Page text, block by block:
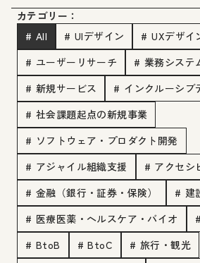
カテゴリー：
# All
# UIデザイン
# UXデザイ
# ユーザーリサーチ
# 業務システ
# 新規サービス
# インクルーシブ
# 社会課題起点の新規事業
# ソフトウェア・プロダクト開発
# アジャイル組織支援
# アクセシ
# 金融（銀行・証券・保険）
# 建
# 医療医薬・ヘルスケア・バイオ
# BtoB
# BtoC
# 旅行・観光